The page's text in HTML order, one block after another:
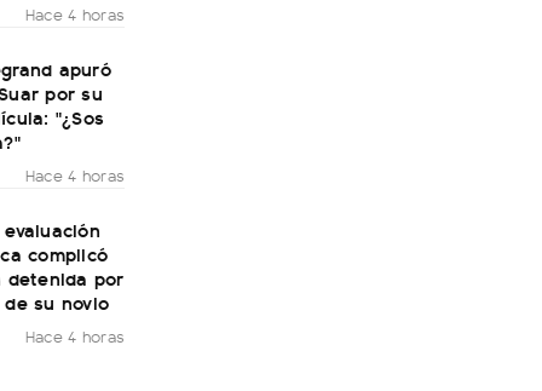
Hace 4 horas
apuró
por su
"¿Sos
Hace 4 horas
complicó
detenida por
su novio
Hace 4 horas